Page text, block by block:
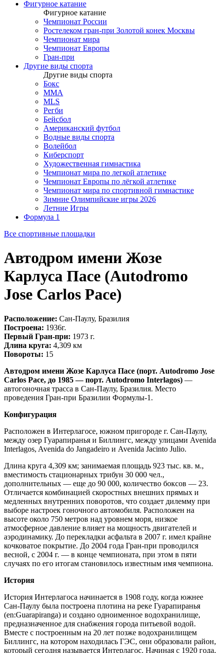
Фигурное катание
Фигурное катание
Чемпионат России
Ростелеком гран-при Золотой конек Москвы
Чемпионат мира
Чемпионат Европы
Гран-при
Другие виды спорта
Другие виды спорта
Бокс
MMA
MLS
Регби
Бейсбол
Американский футбол
Водные виды спорта
Волейбол
Киберспорт
Художественная гимнастика
Чемпионат мира по легкой атлетике
Чемпионат Европы по лёгкой атлетике
Чемпионат мира по спортивной гимнастике
Зимние Олимпийские игры 2026
Летние Игры
Формула 1
Все спортивные площадки
Автодром имени Жозе
Карлуса Пасе (Autodromo
Jose Carlos Pace)
Расположение: Сан-Паулу, Бразилия
Построена: 1936г.
Первый Гран-при: 1973 г.
Длина круга: 4,309 км
Повороты: 15
Автодром имени Жозе Карлуса Пасе (порт. Autodromo Jose
Carlos Pace, до 1985 — порт. Autodromo Interlagos) —
автогоночная трасса в Сан-Паулу, Бразилия. Место
проведения Гран-при Бразилии Формулы-1.
Конфигурация
Расположен в Интерлагосе, южном пригороде г. Сан-Паулу,
между озер Гуарапиранья и Биллингс, между улицами Avenida
Interlagos, Avenida do Jangadeiro и Avenida Jacinto Julio.
Длина круга 4,309 км; занимаемая площадь 923 тыс. кв. м.,
вместимость стационарных трибун 30 000 чел.,
дополнительных — еще до 90 000, количество боксов — 23.
Отличается комбинацией скоростных внешних прямых и
медленных внутренних поворотов, что создает дилемму при
выборе настроек гоночного автомобиля. Расположен на
высоте около 750 метров над уровнем моря, низкое
атмосферное давление влияет на мощность двигателей и
аэродинамику. До перекладки асфальта в 2007 г. имел крайне
кочковатое покрытие. До 2004 года Гран-при проводился
весной, с 2004 г. — в конце чемпионата, при этом в пяти
случаях по его итогам становилось известным имя чемпиона.
История
История Интерлагоса начинается в 1908 году, когда южнее
Сан-Паулу была построена плотина на реке Гуарапиранья
(en:Guarapiranga) и создано одноименное водохранилище,
предназначенное для снабжения города питьевой водой.
Вместе с построенным на 20 лет позже водохранилищем
Биллингс, на котором находилась ГЭС, они образовали район,
который сегодня называется Интерлагос. Начиная с 1920 года,